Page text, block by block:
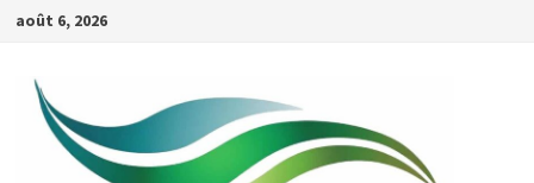
Passer
contenu
août 6, 2026